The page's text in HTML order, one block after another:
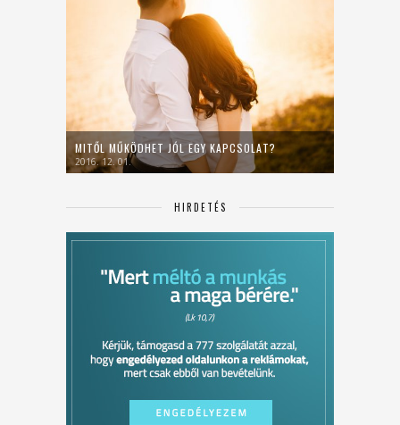
MITŐL MŰKÖDHET JÓL EGY KAPCSOLAT?
2016. 12. 01.
HIRDETÉS